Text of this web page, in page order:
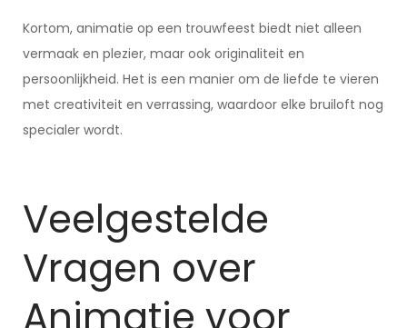
Kortom, animatie op een trouwfeest biedt niet alleen
vermaak en plezier, maar ook originaliteit en
persoonlijkheid. Het is een manier om de liefde te vieren
met creativiteit en verrassing, waardoor elke bruiloft nog
specialer wordt.
Veelgestelde
Vragen over